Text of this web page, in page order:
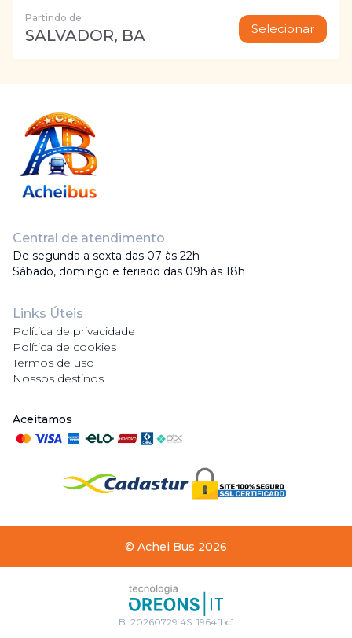
Partindo de
SALVADOR, BA Selecionar
Central de atendimento
De segunda a sexta das 07 às 22h
Sábado, domingo e feriado das 09h às 18h
Links Úteis
Política de privacidade
Política de cookies
Termos de uso
Nossos destinos
Aceitamos
© Achei Bus 2026
B: 20260729.4S: 1964fbc1